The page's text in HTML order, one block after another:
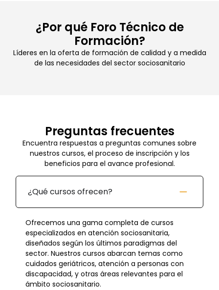
¿Por qué Foro Técnico de
Formación?
Líderes en la oferta de formación de calidad y a medida
de las necesidades del sector sociosanitario
Preguntas frecuentes
Encuentra respuestas a preguntas comunes sobre
nuestros cursos, el proceso de inscripción y los
beneficios para el avance profesional.
¿Qué cursos ofrecen?
Ofrecemos una gama completa de cursos
especializados en atención sociosanitaria,
diseñados según los últimos paradigmas del
sector. Nuestros cursos abarcan temas como
cuidados geriátricos, atención a personas con
discapacidad, y otras áreas relevantes para el
ámbito sociosanitario.